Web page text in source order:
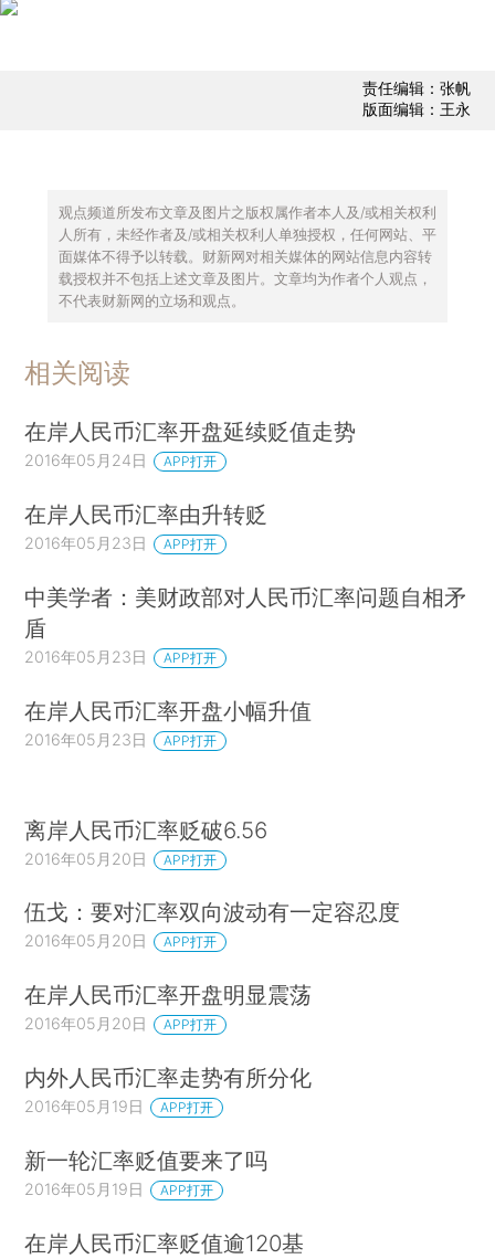
责任编辑：张帆
版面编辑：王永
观点频道所发布文章及图片之版权属作者本人及/或相关权利
人所有，未经作者及/或相关权利人单独授权，任何网站、平
面媒体不得予以转载。财新网对相关媒体的网站信息内容转
载授权并不包括上述文章及图片。文章均为作者个人观点，
不代表财新网的立场和观点。
相关阅读
在岸人民币汇率开盘延续贬值走势
2016年05月24日 APP打开
在岸人民币汇率由升转贬
2016年05月23日 APP打开
中美学者：美财政部对人民币汇率问题自相矛
盾
2016年05月23日 APP打开
在岸人民币汇率开盘小幅升值
2016年05月23日 APP打开
离岸人民币汇率贬破6.56
2016年05月20日 APP打开
伍戈：要对汇率双向波动有一定容忍度
2016年05月20日 APP打开
在岸人民币汇率开盘明显震荡
2016年05月20日 APP打开
内外人民币汇率走势有所分化
2016年05月19日 APP打开
新一轮汇率贬值要来了吗
2016年05月19日 APP打开
在岸人民币汇率贬值逾120基